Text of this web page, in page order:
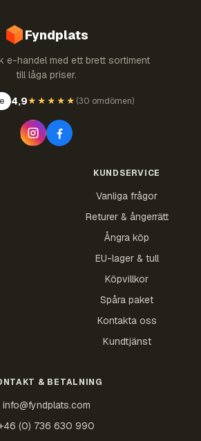
Fyndplats
e-handel med ett brett sortiment
till låga priser.
4,9★★★★★ (30 omdömen)
KUNDSERVICE
Vanliga frågor
Returer & ångerrätt
Ångra köp
EU-lager & tull
Köpvillkor
Spåra paket
Kontakta oss
Kundtjänst
& BETALNING
info@fyndplats.com
(0) 736 630 990